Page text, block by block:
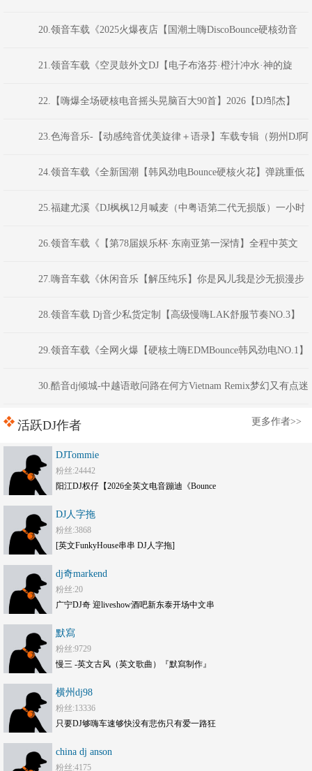
根烟车载串烧V2》 DJ小花
20.领音车载《2025火爆夜店【国潮土嗨DiscoBounce硬核劲音
NO.8】弹跳重低音》(Dj红仔Mix)
21.领音车载《空灵鼓外文DJ【电子布洛芬·橙汁冲水·神的旋
律】》颍上DJ虹君
22.【嗨爆全场硬核电音摇头晃脑百大90首】2026【DJ邹杰】
23.色海音乐-【动感纯音优美旋律＋语录】车载专辑（朔州DJ阿
24.领音车载《全新国潮【韩风劲电Bounce硬核火花】弹跳重低
音》(Dj红仔Mix)
25.福建尤溪《DJ枫枫12月喊麦（中粤语第二代无损版）一小时
春节回家必备喊麦串烧》福建DJ阿财
26.领音车载《【第78届娱乐杯·东南亚第一深情】全程中英文
ClubHouse音乐·以后非金币不可下载》权少音乐
27.嗨音车载《休闲音乐【解压纯乐】你是风儿我是沙无损漫步
睡前必备精选串烧》 河南DJ彦航
28.领音车载 Dj音少私货定制【高级慢嗨LAK舒服节奏NO.3】
弹跳越鼓VK电音
29.领音车载《全网火爆【硬核土嗨EDMBounce韩风劲电NO.1】
弹跳重低音》(Dj红仔Mix)
30.酷音dj倾城-中越语敢问路在何方Vietnam Remix梦幻又有点迷
离慢摇舞曲串烧
活跃DJ作者 更多作者>>
DJTommie
粉丝:24442
阳江DJ权仔【2026全英文电音蹦迪《Bounce
DJ人字拖
粉丝:3868
[英文FunkyHouse串串 DJ人字拖]
dj奇markend
粉丝:20
广宁DJ奇 迎liveshow酒吧新东泰开场中文串
默寫
粉丝:9729
慢三 -英文古风（英文歌曲）『默寫制作』
横州dj98
粉丝:13336
只要DJ够嗨车速够快没有悲伤只有爱一路狂
DJ98Mix)
china dj anson
粉丝:4175